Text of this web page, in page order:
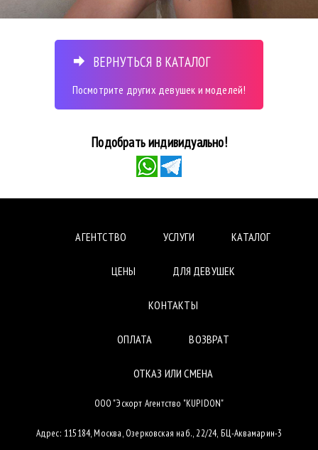
ВЕРНУТЬСЯ В КАТАЛОГ
Посмотрите других девушек и моделей!
Подобрать индивидуально!
АГЕНТСТВО УСЛУГИ КАТАЛОГ
ЦЕНЫ ДЛЯ ДЕВУШЕК
КОНТАКТЫ
ОПЛАТА ВОЗВРАТ
ОТКАЗ ИЛИ СМЕНА
ООО "Эскорт Агентство "KUPIDON"
Адрес: 115184, Москва, Озерковская наб., 22/24, БЦ-Аквамарин-3